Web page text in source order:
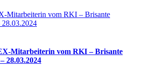
Mitarbeiterin vom RKI – Brisante
Mitarbeiterin vom RKI – Brisante
28.03.2024